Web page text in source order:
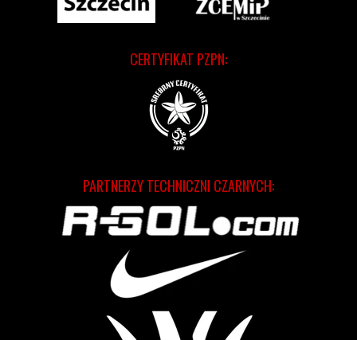
CERTYFIKAT PZPN:
PARTNERZY TECHNICZNI CZARNYCH: